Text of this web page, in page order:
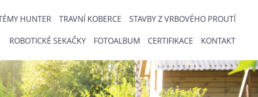
HUNTER TRAVNÍ KOBERCE STAVBY Z VRBOVÉHO PROUTÍ
ROBOTICKÉ SEKAČKY FOTOALBUM CERTIFIKACE KONTAKT